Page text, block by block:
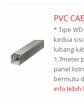
PVC
* Tipe
kedua
lubang-
1,7meter
panel
bermutu
info lebih